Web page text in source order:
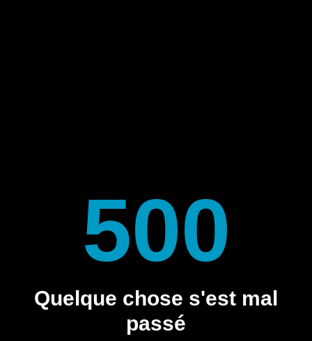
500
Quelque chose s'est mal
passé